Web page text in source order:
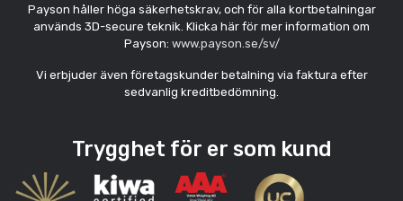
Payson håller höga säkerhetskrav, och för alla kortbetalningar
används 3D-secure teknik. Klicka här för mer information om
Payson: www.payson.se/sv/
Vi erbjuder även företagskunder betalning via faktura efter
sedvanlig kreditbedömning.
Trygghet för er som kund